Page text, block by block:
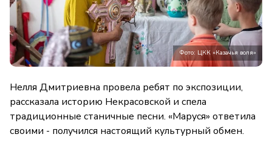
Фото: ЦКК «Казачья воля»
Нелля Дмитриевна провела ребят по экспозиции,
рассказала историю Некрасовской и спела
традиционные станичные песни. «Маруся» ответила
своими - получился настоящий культурный обмен.